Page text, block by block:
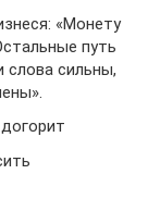
«Монету
путь
слова сильны,